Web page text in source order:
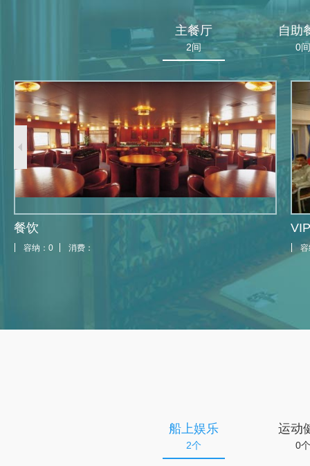
主餐厅
2间
自助
0间
餐饮
容纳：0 消费：
船上娱乐
2个
运动
0个